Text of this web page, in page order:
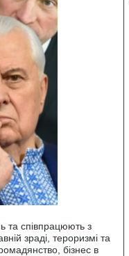
та співпрацюють з
зраді, тероризмі та
бізнес в